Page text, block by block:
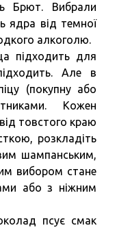
Брют. Вибрали
ядра від темної
алкоголю.
підходить для
Але в
(покупну або
Кожен
товстого краю
розкладіть
шампанським,
вибором стане
або з ніжним
псує смак